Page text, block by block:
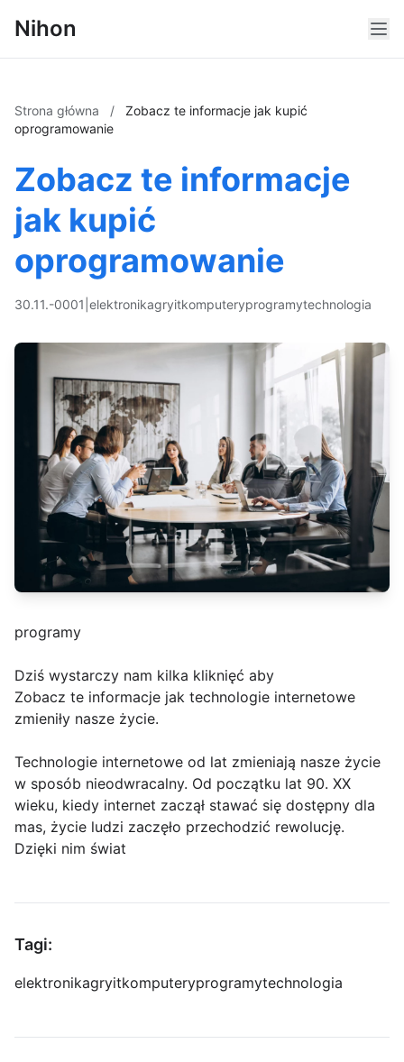
Nihon
Strona główna /
Zobacz te informacje jak kupić
oprogramowanie
Zobacz te informacje
jak kupić
oprogramowanie
30.11.-0001 elektronikagryitkomputeryprogramytechnologia
programy
Dziś wystarczy nam kilka kliknięć aby
Zobacz te informacje jak technologie internetowe
zmieniły nasze życie.
Technologie internetowe od lat zmieniają nasze życie
w sposób nieodwracalny. Od początku lat 90. XX
wieku, kiedy internet zaczął stawać się dostępny dla
mas, życie ludzi zaczęło przechodzić rewolucję.
Dzięki nim świat
Tagi:
elektronikagryitkomputeryprogramytechnologia